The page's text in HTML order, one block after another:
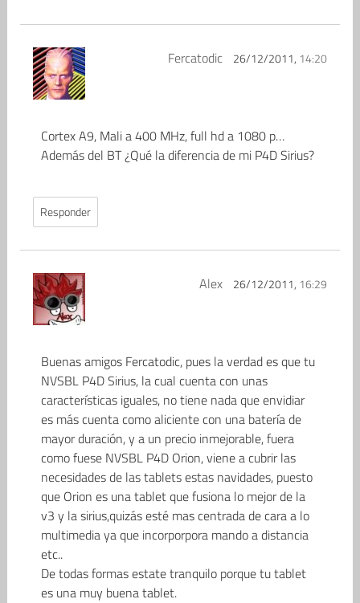
Fercatodic 26/12/2011, 14:20
Cortex A9, Mali a 400 MHz, full hd a 1080 p…
Además del BT ¿Qué la diferencia de mi P4D Sirius?
Responder
Alex 26/12/2011, 16:29
Buenas amigos Fercatodic, pues la verdad es que tu
NVSBL P4D Sirius, la cual cuenta con unas
características iguales, no tiene nada que envidiar
es más cuenta como aliciente con una batería de
mayor duración, y a un precio inmejorable, fuera
como fuese NVSBL P4D Orion, viene a cubrir las
necesidades de las tablets estas navidades, puesto
que Orion es una tablet que fusiona lo mejor de la
v3 y la sirius,quizás esté mas centrada de cara a lo
multimedia ya que incorporpora mando a distancia
etc..
De todas formas estate tranquilo porque tu tablet
es una muy buena tablet.